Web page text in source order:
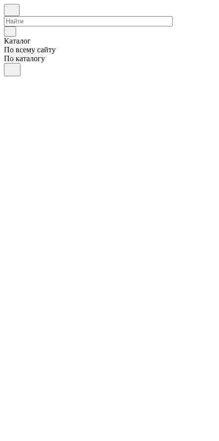
Каталог
По всему сайту
По каталогу